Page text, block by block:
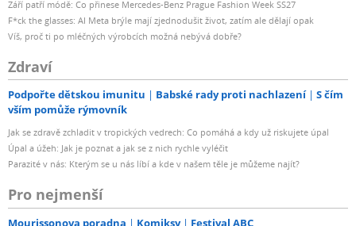
Září patří módě: Co přinese Mercedes-Benz Prague Fashion Week SS27
F*ck the glasses: AI Meta brýle mají zjednodušit život, zatím ale dělají opak
Víš, proč ti po mléčných výrobcích možná nebývá dobře?
Zdraví
Podpořte dětskou imunitu Babské rady proti nachlazení
S čím
vším pomůže rýmovník
Jak se zdravě zchladit v tropických vedrech: Co pomáhá a kdy už riskujete úpal
Úpal a úžeh: Jak je poznat a jak se z nich rychle vyléčit
Parazité v nás: Kterým se u nás líbí a kde v našem těle je můžeme najít?
Pro nejmenší
Mourissonova poradna Komiksy Festival ABC